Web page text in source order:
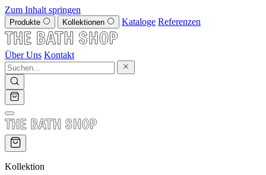
Zum Inhalt springen
Produkte Kollektionen Kataloge Referenzen
Über Uns Kontakt
Kollektion